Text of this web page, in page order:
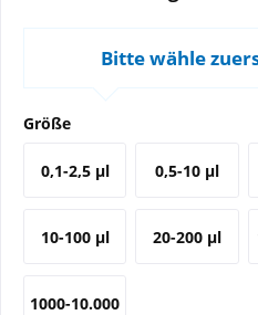
Bitte wähle
Größe
0,1-2,5 µl 0,5-10 µl
10-100 µl 20-200 µl
1000-10.000